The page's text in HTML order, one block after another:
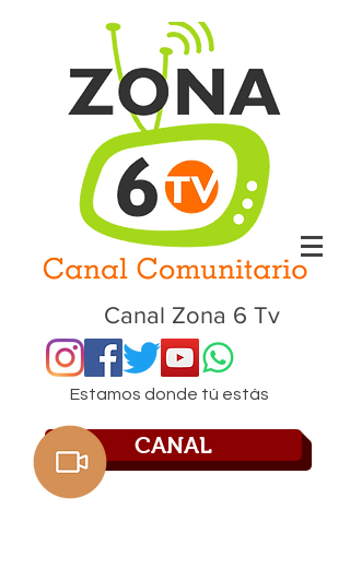
Canal Zona 6 Tv
Estamos donde tú estás
CANAL